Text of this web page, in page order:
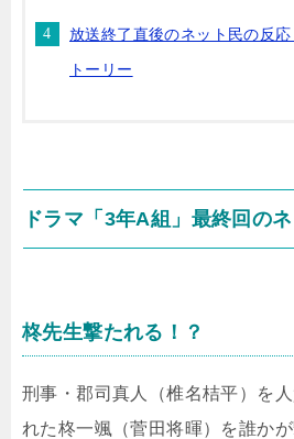
放送終了直後のネット民の反
トーリー
ドラマ「3年A組」最終回のネ
柊先生撃たれる！？
刑事・郡司真人（椎名桔平）を
れた柊一颯（菅田将暉）を誰かが